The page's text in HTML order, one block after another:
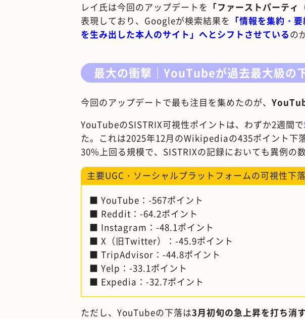
レイ氏は今回のアップデートを 「ファーストパーティ
表現しており、Googleが検索結果を 「情報を集約・
を生み出した本人のサイト」へとシフトさせているの
最大の衝撃｜YouTubeが過去最大級の
今回のアップデートで最も注目を集めたのが、
YouTubeのSISTRIX可視性ポイントは、わずか2週間で
た。これは2025年12月のWikipediaの435ポイント下
30%上回る規模で、SISTRIXの記録においても異例の数
主要UGC・ソーシャルプラットフォームの可視性下落
■ YouTube：-567ポイント
■ Reddit：-64.2ポイント
■ Instagram：-48.1ポイント
■ X（旧Twitter）：-45.9ポイント
■ TripAdvisor：-44.8ポイント
■ Yelp：-33.1ポイント
■ Expedia：-32.7ポイント
ただし、YouTubeの下落は3月初旬の急上昇を打ち消